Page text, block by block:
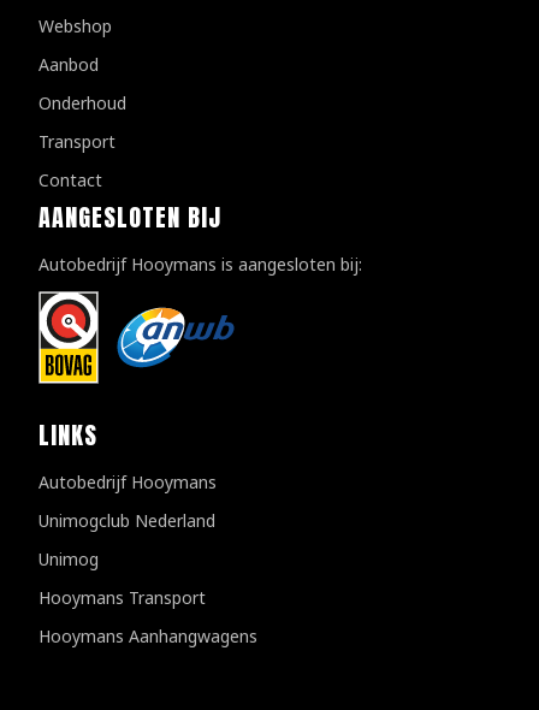
Webshop
Aanbod
Onderhoud
Transport
Contact
AANGESLOTEN BIJ
Autobedrijf Hooymans is aangesloten bij:
LINKS
Autobedrijf Hooymans
Unimogclub Nederland
Unimog
Hooymans Transport
Hooymans Aanhangwagens